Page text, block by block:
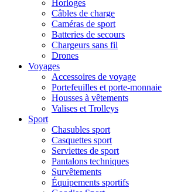
Horloges
Câbles de charge
Caméras de sport
Batteries de secours
Chargeurs sans fil
Drones
Voyages
Accessoires de voyage
Portefeuilles et porte-monnaie
Housses à vêtements
Valises et Trolleys
Sport
Chasubles sport
Casquettes sport
Serviettes de sport
Pantalons techniques
Survêtements
Équipements sportifs